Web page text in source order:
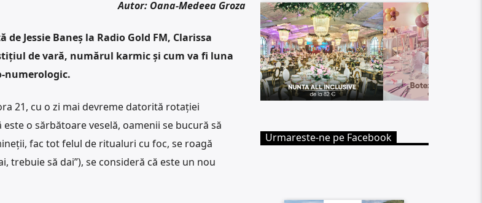
Autor: Oana-Medeea Groza
Jessie Baneș la Radio Gold FM, Clarissa
de vară, numărul karmic și cum va fi luna
numerologic.
21, cu o zi mai devreme datorită rotației
o sărbătoare veselă, oamenii se bucură să
fac tot felul de ritualuri cu foc, se roagă
trebuie să dai”), se consideră că este un nou
Urmareste-ne pe Facebook